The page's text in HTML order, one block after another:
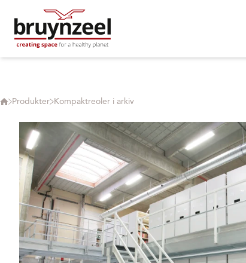
Produkter Kompaktreoler i arkiv